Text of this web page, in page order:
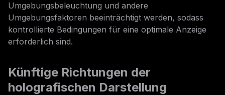
Umgebungsbeleuchtung und andere
Umgebungsfaktoren beeinträchtigt werden, sodass
kontrollierte Bedingungen für eine optimale Anzeige
erforderlich sind.
Künftige Richtungen der
holografischen Darstellung